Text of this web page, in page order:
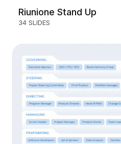
Riunione Stand Up
34 SLIDES